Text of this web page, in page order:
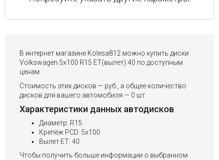
В интернет магазине Kolesa812 можно купить диски
Volkswagen 5x100 R15 ET(вылет):40 по доступным
ценам.
Стоимость этих дисков — руб., а общее количество
дисков для вашего автомобиля — 0 шт.
Характеристики данных автодисков
Диаметр: R15
Крепёж PCD: 5x100
Вылет ET: 40
Чтобы получить больше информации о выбранном